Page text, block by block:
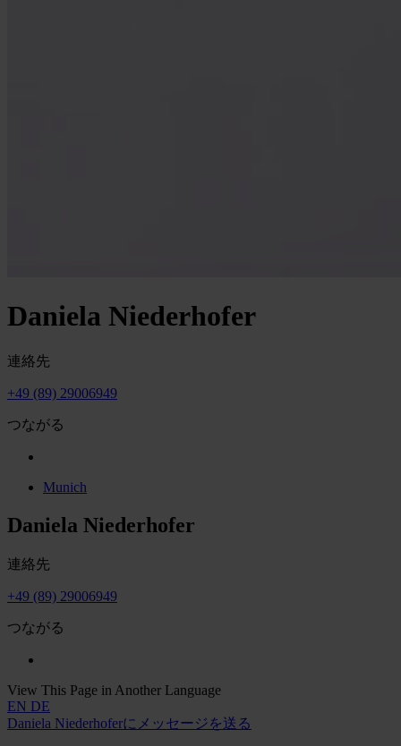
Daniela Niederhofer
連絡先
+49 (89) 29006949
つながる
Munich
Daniela Niederhofer
連絡先
+49 (89) 29006949
つながる
View This Page in Another Language
EN DE
Daniela Niederhoferにメッセージを送る